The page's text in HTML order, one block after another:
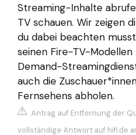
Streaming-Inhalte
TV schauen. Wir zeigen
du dabei beachten
seinen Fire-TV-
Demand-
auch die
Fernsehens abholen.
Antrag auf Entfernung der
vollständige Antwort auf hifi.de